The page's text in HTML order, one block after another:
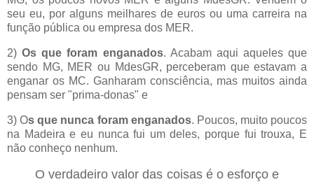
seu eu, por alguns meilhares de euros ou uma carreira na
função pública ou empresa dos MER.
2)Os que foram enganados. Acabam aqui aqueles que
sendo MG, MER ou MdesGR, perceberam que estavam a
enganar os MC. Ganharam consciência, mas muitos ainda
pensam ser "prima-donas" e
3) Os que nunca foram enganados. Poucos, muito poucos
na Madeira e eu nunca fui um deles, porque fui trouxa, E
não conheço nenhum.
O verdadeiro valor das coisas é o esforço e